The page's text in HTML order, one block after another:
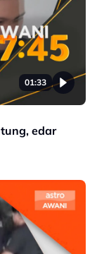
01:33
edar